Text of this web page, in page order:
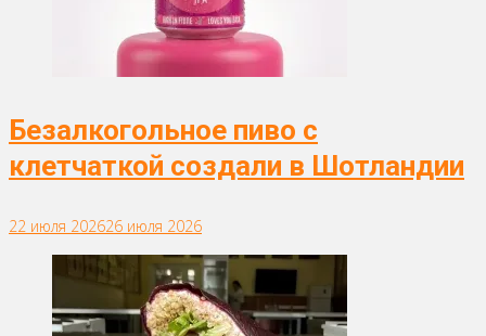
Безалкогольное пиво с
клетчаткой создали в Шотландии
22 июля 202626 июля 2026